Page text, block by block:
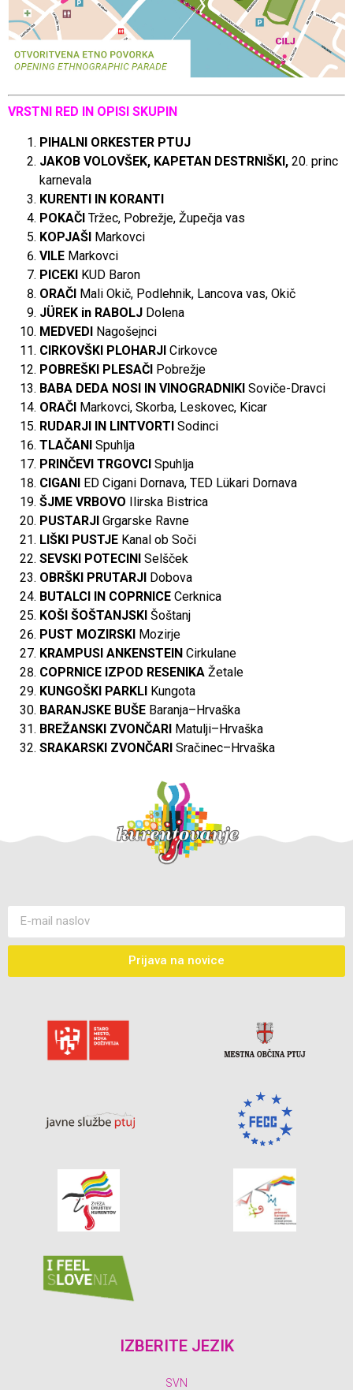
VRSTNI RED IN OPISI SKUPIN
PIHALNI ORKESTER PTUJ
JAKOB VOLOVŠEK, KAPETAN DESTRNIŠKI, 20. princ
karnevala
KURENTI IN KORANTI
POKAČI Tržec, Pobrežje, Župečja vas
KOPJAŠI Markovci
VILE Markovci
PICEKI KUD Baron
ORAČI Mali Okič, Podlehnik, Lancova vas, Okič
JÜREK in RABOLJ Dolena
MEDVEDI Nagošejnci
CIRKOVŠKI PLOHARJI Cirkovce
POBREŠKI PLESAČI Pobrežje
BABA DEDA NOSI IN VINOGRADNIKI Soviče-Dravci
ORAČI Markovci, Skorba, Leskovec, Kicar
RUDARJI IN LINTVORTI Sodinci
TLAČANI Spuhlja
PRINČEVI TRGOVCI Spuhlja
CIGANI ED Cigani Dornava, TED Lükari Dornava
ŠJME VRBOVO Ilirska Bistrica
PUSTARJI Grgarske Ravne
LIŠKI PUSTJE Kanal ob Soči
SEVSKI POTECINI Selšček
OBRŠKI PRUTARJI Dobova
BUTALCI IN COPRNICE Cerknica
KOŠI ŠOŠTANJSKI Šoštanj
PUST MOZIRSKI Mozirje
KRAMPUSI ANKENSTEIN Cirkulane
COPRNICE IZPOD RESENIKA Žetale
KUNGOŠKI PARKLI Kungota
BARANJSKE BUŠE Baranja–Hrvaška
BREŽANSKI ZVONČARI Matulji–Hrvaška
SRAKARSKI ZVONČARI Sračinec–Hrvaška
Prijava na novice
IZBERITE JEZIK
SVN